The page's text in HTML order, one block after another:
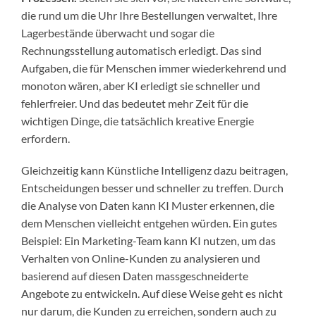
die rund um die Uhr Ihre Bestellungen verwaltet, Ihre
Lagerbestände überwacht und sogar die
Rechnungsstellung automatisch erledigt. Das sind
Aufgaben, die für Menschen immer wiederkehrend und
monoton wären, aber KI erledigt sie schneller und
fehlerfreier. Und das bedeutet mehr Zeit für die
wichtigen Dinge, die tatsächlich kreative Energie
erfordern.
Gleichzeitig kann Künstliche Intelligenz dazu beitragen,
Entscheidungen besser und schneller zu treffen. Durch
die Analyse von Daten kann KI Muster erkennen, die
dem Menschen vielleicht entgehen würden. Ein gutes
Beispiel: Ein Marketing-Team kann KI nutzen, um das
Verhalten von Online-Kunden zu analysieren und
basierend auf diesen Daten massgeschneiderte
Angebote zu entwickeln. Auf diese Weise geht es nicht
nur darum, die Kunden zu erreichen, sondern auch zu